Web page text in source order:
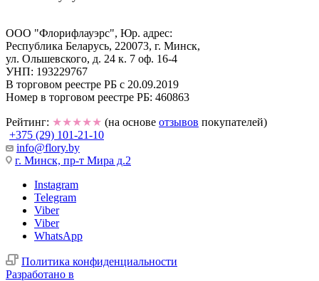
ООО "Флорифлауэрс", Юр. адрес:
Республика Беларусь, 220073, г. Минск,
ул. Ольшевского, д. 24 к. 7 оф. 16-4
УНП: 193229767
В торговом реестре РБ с 20.09.2019
Номер в торговом реестре РБ: 460863
Рейтинг: ★★★★★ (на основе отзывов покупателей)
+375 (29) 101-21-10
info@flory.by
г. Минск, пр-т Мира д.2
Instagram
Telegram
Viber
Viber
WhatsApp
Политика конфиденциальности
Разработано в